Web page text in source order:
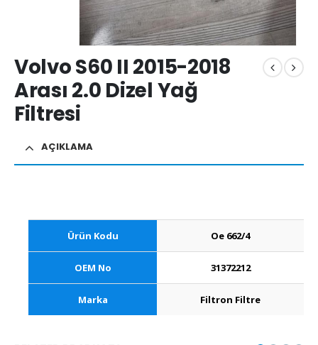
Volvo S60 II 2015-2018
Arası 2.0 Dizel Yağ
Filtresi
AÇIKLAMA
Ürün Kodu Oe 662/4
OEM No 31372212
Marka Filtron Filtre